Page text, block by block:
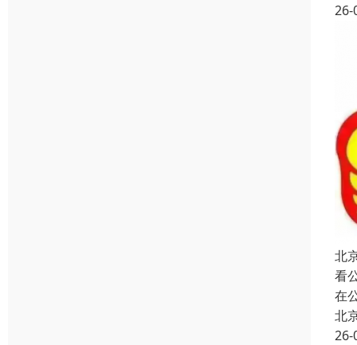
26-
北
看
在
北
26-